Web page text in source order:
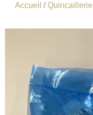
Accueil /Quincaillerie